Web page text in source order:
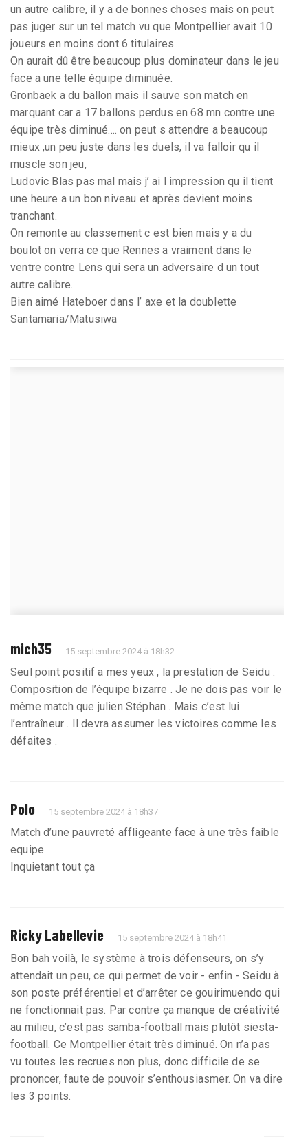
un autre calibre, il y a de bonnes choses mais on peut
pas juger sur un tel match vu que Montpellier avait 10
joueurs en moins dont 6 titulaires...
On aurait dû être beaucoup plus dominateur dans le jeu
face a une telle équipe diminuée.
Gronbaek a du ballon mais il sauve son match en
marquant car a 17 ballons perdus en 68 mn contre une
équipe très diminué.... on peut s attendre a beaucoup
mieux ,un peu juste dans les duels, il va falloir qu il
muscle son jeu,
Ludovic Blas pas mal mais j’ ai l impression qu il tient
une heure a un bon niveau et après devient moins
tranchant.
On remonte au classement c est bien mais y a du
boulot on verra ce que Rennes a vraiment dans le
ventre contre Lens qui sera un adversaire d un tout
autre calibre.
Bien aimé Hateboer dans l’ axe et la doublette
Santamaria/Matusiwa
mich35 15 septembre 2024 à 18h32
Seul point positif a mes yeux , la prestation de Seidu .
Composition de l’équipe bizarre . Je ne dois pas voir le
même match que julien Stéphan . Mais c’est lui
l’entraîneur . Il devra assumer les victoires comme les
défaites .
Polo 15 septembre 2024 à 18h37
Match d’une pauvreté affligeante face à une très faible
equipe
Inquietant tout ça
Ricky Labellevie 15 septembre 2024 à 18h41
Bon bah voilà, le système à trois défenseurs, on s’y
attendait un peu, ce qui permet de voir - enfin - Seidu à
son poste préférentiel et d’arrêter ce gouirimuendo qui
ne fonctionnait pas. Par contre ça manque de créativité
au milieu, c’est pas samba-football mais plutôt siesta-
football. Ce Montpellier était très diminué. On n’a pas
vu toutes les recrues non plus, donc difficile de se
prononcer, faute de pouvoir s’enthousiasmer. On va dire
les 3 points.